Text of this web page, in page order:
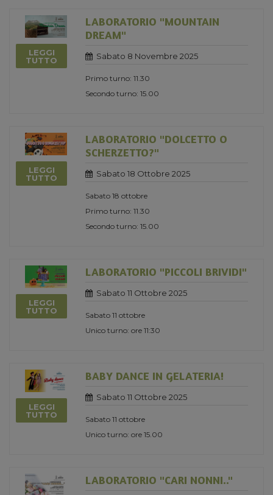
LEGGI
TUTTO
LABORATORIO "MOUNTAIN
DREAM"
Sabato 8 Novembre 2025
Primo turno: 11.30
Secondo turno: 15.00
LEGGI
TUTTO
LABORATORIO "DOLCETTO O
SCHERZETTO?"
Sabato 18 Ottobre 2025
Sabato 18 ottobre
Primo turno: 11.30
Secondo turno: 15.00
LEGGI
TUTTO
LABORATORIO "PICCOLI BRIVIDI"
Sabato 11 Ottobre 2025
Sabato 11 ottobre
Unico turno: ore 11:30
LEGGI
TUTTO
BABY DANCE IN GELATERIA!
Sabato 11 Ottobre 2025
Sabato 11 ottobre
Unico turno: ore 15.00
LABORATORIO "CARI NONNI.."